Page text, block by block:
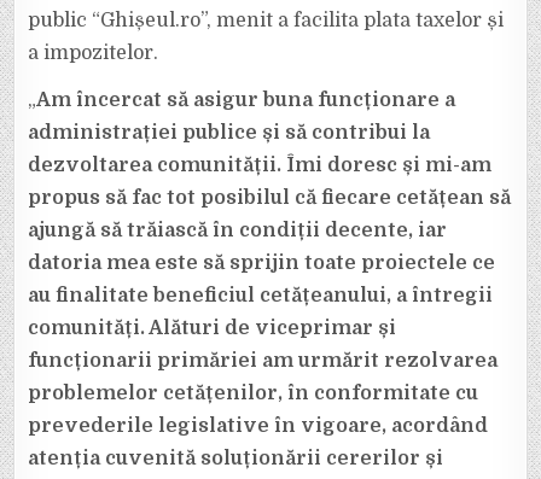
public “Ghișeul.ro”, menit a facilita plata taxelor și
a impozitelor.
„Am încercat să asigur buna funcționare a
administrației publice și să contribui la
dezvoltarea comunității. Îmi doresc și mi-am
propus să fac tot posibilul că fiecare cetățean să
ajungă să trăiască în condiții decente, iar
datoria mea este să sprijin toate proiectele ce
au finalitate beneficiul cetățeanului, a întregii
comunități. Alături de viceprimar și
funcționarii primăriei am urmărit rezolvarea
problemelor cetățenilor, în conformitate cu
prevederile legislative în vigoare, acordând
atenția cuvenită soluționării cererilor și